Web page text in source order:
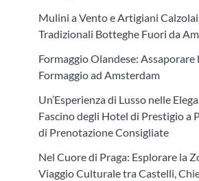
Mulini a Vento e Artigiani
Tradizionali Botteghe Fuori da
Formaggio Olandese:
Formaggio ad Amsterdam
Un’Esperienza di Lusso nelle
Fascino degli Hotel di Prestigio a
di Prenotazione Consigliate
Nel Cuore di Praga: Esplorare la
Viaggio Culturale tra Castelli,